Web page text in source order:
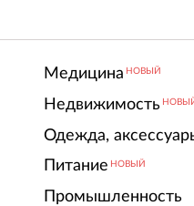
Медицина НОВЫЙ
Недвижимость
Одежда,
Питание НОВЫЙ
Промышленность